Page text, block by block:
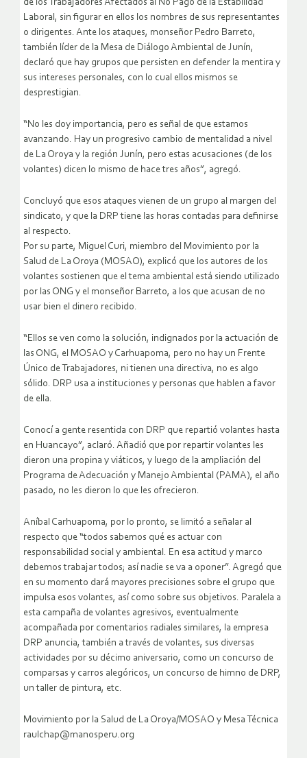
de los Trabajadores Afectados al No Pago de la Estabilidad
Laboral, sin figurar en ellos los nombres de sus representantes
o dirigentes. Ante los ataques, monseñor Pedro Barreto,
también líder de la Mesa de Diálogo Ambiental de Junín,
declaró que hay grupos que persisten en defender la mentira y
sus intereses personales, con lo cual ellos mismos se
desprestigian.
“No les doy importancia, pero es señal de que estamos
avanzando. Hay un progresivo cambio de mentalidad a nivel
de La Oroya y la región Junín, pero estas acusaciones (de los
volantes) dicen lo mismo de hace tres años”, agregó.
Concluyó que esos ataques vienen de un grupo al margen del
sindicato, y que la DRP tiene las horas contadas para definirse
al respecto.
Por su parte, Miguel Curi, miembro del Movimiento por la
Salud de La Oroya (MOSAO), explicó que los autores de los
volantes sostienen que el tema ambiental está siendo utilizado
por las ONG y el monseñor Barreto, a los que acusan de no
usar bien el dinero recibido.
“Ellos se ven como la solución, indignados por la actuación de
las ONG, el MOSAO y Carhuapoma, pero no hay un Frente
Único de Trabajadores, ni tienen una directiva, no es algo
sólido. DRP usa a instituciones y personas que hablen a favor
de ella.
Conocí a gente resentida con DRP que repartió volantes hasta
en Huancayo”, aclaró. Añadió que por repartir volantes les
dieron una propina y viáticos, y luego de la ampliación del
Programa de Adecuación y Manejo Ambiental (PAMA), el año
pasado, no les dieron lo que les ofrecieron.
Aníbal Carhuapoma, por lo pronto, se limitó a señalar al
respecto que “todos sabemos qué es actuar con
responsabilidad social y ambiental. En esa actitud y marco
debemos trabajar todos; así nadie se va a oponer”. Agregó que
en su momento dará mayores precisiones sobre el grupo que
impulsa esos volantes, así como sobre sus objetivos. Paralela a
esta campaña de volantes agresivos, eventualmente
acompañada por comentarios radiales similares, la empresa
DRP anuncia, también a través de volantes, sus diversas
actividades por su décimo aniversario, como un concurso de
comparsas y carros alegóricos, un concurso de himno de DRP,
un taller de pintura, etc.
Movimiento por la Salud de La Oroya/MOSAO y Mesa Técnica
raulchap@manosperu.org